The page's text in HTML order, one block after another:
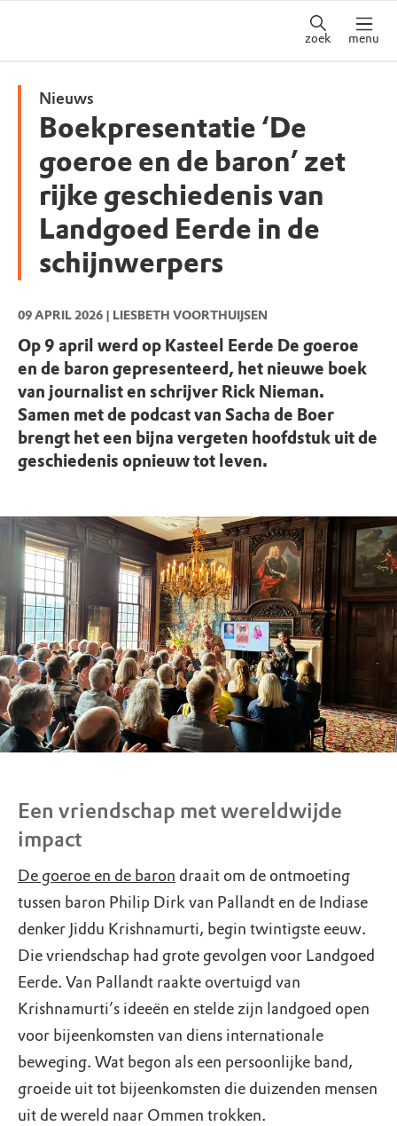
zoek menu
Nieuws
Boekpresentatie ‘De
goeroe en de baron’ zet
rijke geschiedenis van
Landgoed Eerde in de
schijnwerpers
09 APRIL 2026 | LIESBETH VOORTHUIJSEN
Op 9 april werd op Kasteel Eerde De goeroe
en de baron gepresenteerd, het nieuwe boek
van journalist en schrijver Rick Nieman.
Samen met de podcast van Sacha de Boer
brengt het een bijna vergeten hoofdstuk uit de
geschiedenis opnieuw tot leven.
Een vriendschap met wereldwijde
impact
De goeroe en de baron draait om de ontmoeting
tussen baron Philip Dirk van Pallandt en de Indiase
denker Jiddu Krishnamurti, begin twintigste eeuw.
Die vriendschap had grote gevolgen voor Landgoed
Eerde. Van Pallandt raakte overtuigd van
Krishnamurti’s ideeën en stelde zijn landgoed open
voor bijeenkomsten van diens internationale
beweging. Wat begon als een persoonlijke band,
groeide uit tot bijeenkomsten die duizenden mensen
uit de wereld naar Ommen trokken.